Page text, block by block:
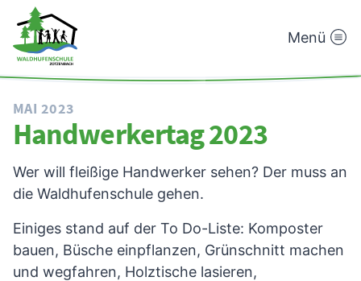
Waldhufenschule
Menü
MAI 2023
Handwerkertag 2023
Wer will fleißige Handwerker sehen? Der muss an
die Waldhufenschule gehen.
Einiges stand auf der To Do-Liste: Komposter
bauen, Büsche einpflanzen, Grünschnitt machen
und wegfahren, Holztische lasieren,